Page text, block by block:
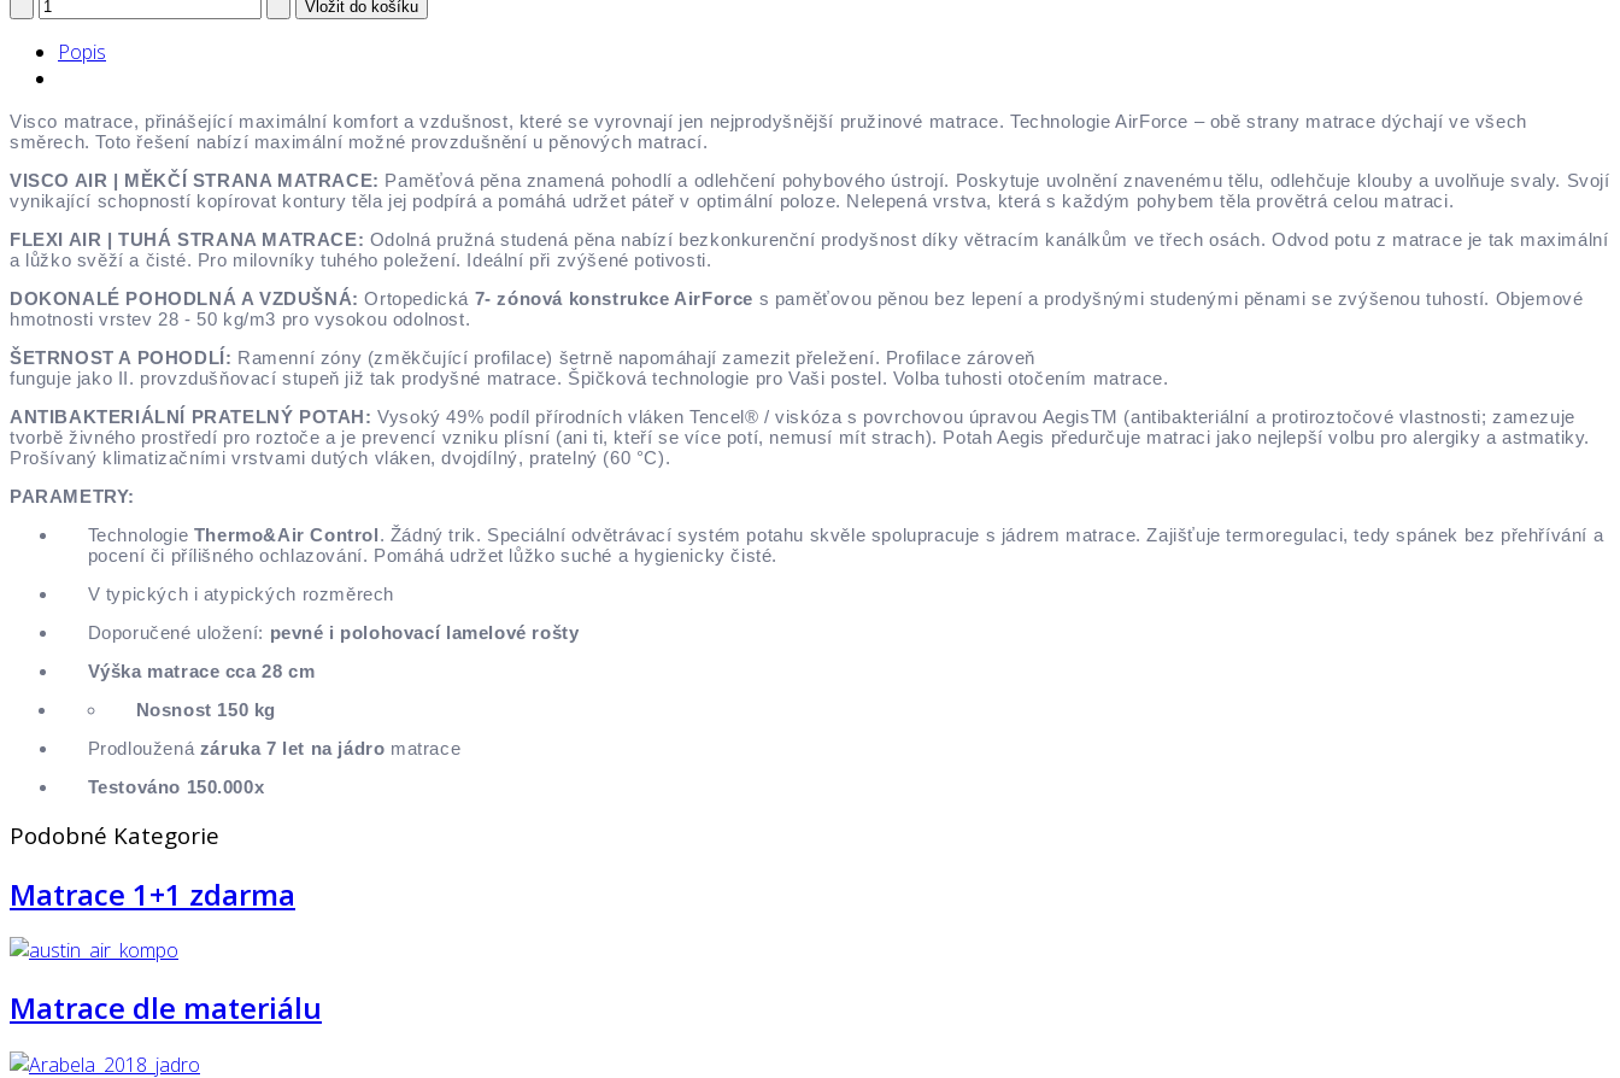
Popis
Visco matrace, přinášející maximální komfort a vzdušnost, které se vyrovnají jen nejprodyšnější pružinové matrace. Technologie AirForce – obě strany matrace dýchají ve všech
směrech. Toto řešení nabízí maximální možné provzdušnění u pěnových matrací.
VISCO AIR | MĚKČÍ STRANA MATRACE: Paměťová pěna znamená pohodlí a odlehčení pohybového ústrojí. Poskytuje uvolnění znavenému tělu, odlehčuje klouby a uvolňuje svaly. Svojí
vynikající schopností kopírovat kontury těla jej podpírá a pomáhá udržet páteř v optimální poloze. Nelepená vrstva, která s každým pohybem těla provětrá celou matraci.
FLEXI AIR | TUHÁ STRANA MATRACE: Odolná pružná studená pěna nabízí bezkonkurenční prodyšnost díky větracím kanálkům ve třech osách. Odvod potu z matrace je tak maximální
a lůžko svěží a čisté. Pro milovníky tuhého poležení. Ideální při zvýšené potivosti.
DOKONALÉ POHODLNÁ A VZDUŠNÁ: Ortopedická 7- zónová konstrukce AirForce s paměťovou pěnou bez lepení a prodyšnými studenými pěnami se zvýšenou tuhostí. Objemové
hmotnosti vrstev 28 - 50 kg/m3 pro vysokou odolnost.
ŠETRNOST A POHODLÍ: Ramenní zóny (změkčující profilace) šetrně napomáhají zamezit přeležení. Profilace zároveň
funguje jako II. provzdušňovací stupeň již tak prodyšné matrace. Špičková technologie pro Vaši postel. Volba tuhosti otočením matrace.
ANTIBAKTERIÁLNÍ PRATELNÝ POTAH: Vysoký 49% podíl přírodních vláken Tencel® / viskóza s povrchovou úpravou AegisTM (antibakteriální a protiroztočové vlastnosti; zamezuje
tvorbě živného prostředí pro roztoče a je prevencí vzniku plísní (ani ti, kteří se více potí, nemusí mít strach). Potah Aegis předurčuje matraci jako nejlepší volbu pro alergiky a astmatiky.
Prošívaný klimatizačními vrstvami dutých vláken, dvojdílný, pratelný (60 °C).
PARAMETRY:
Technologie Thermo&Air Control. Žádný trik. Speciální odvětrávací systém potahu skvěle spolupracuje s jádrem matrace. Zajišťuje termoregulaci, tedy spánek bez přehřívání a
pocení či přílišného ochlazování. Pomáhá udržet lůžko suché a hygienicky čisté.
V typických i atypických rozměrech
Doporučené uložení: pevné i polohovací lamelové rošty
Výška matrace cca 28 cm
Nosnost 150 kg
Prodloužená záruka 7 let na jádro matrace
Testováno 150.000x
Podobné Kategorie
Matrace 1+1 zdarma
Matrace dle materiálu